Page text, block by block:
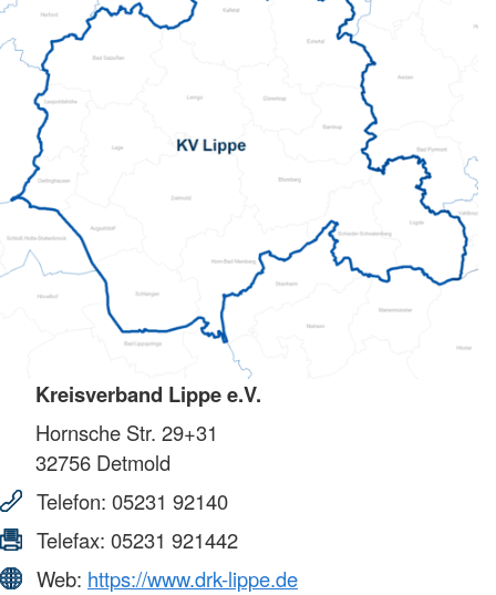
Kreisverband Lippe e.V.
Hornsche Str. 29+31
32756 Detmold
Telefon: 05231 92140
Telefax: 05231 921442
Web: https://www.drk-lippe.de